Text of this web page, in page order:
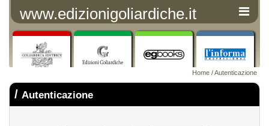
www.edizionigoliardiche.it
Home / Autenticazione
/ Autenticazione